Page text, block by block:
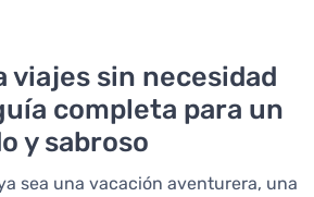
viajes sin necesidad
completa para un
y sabroso
sea una vacación aventurera, una